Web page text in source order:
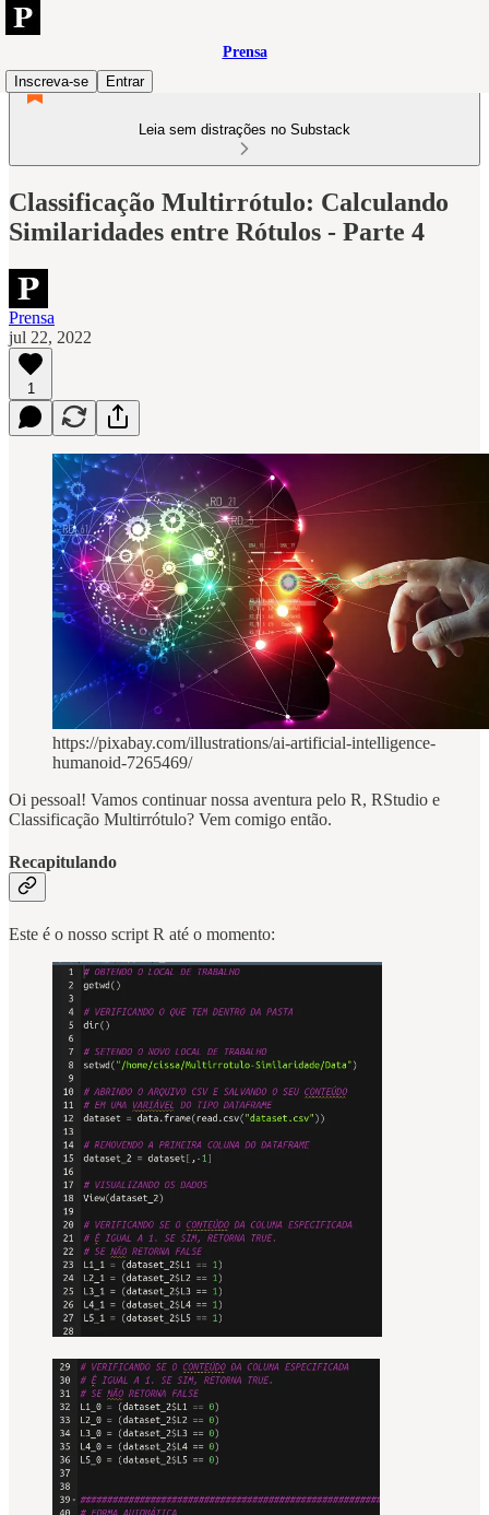
Prensa
Inscreva-se
Entrar
Leia sem distrações no Substack
Classificação Multirrótulo: Calculando
Similaridades entre Rótulos - Parte 4
Prensa
jul 22, 2022
1
https://pixabay.com/illustrations/ai-artificial-intelligence-
humanoid-7265469/
Oi pessoal! Vamos continuar nossa aventura pelo R, RStudio e
Classificação Multirrótulo? Vem comigo então.
Recapitulando
Este é o nosso script R até o momento: